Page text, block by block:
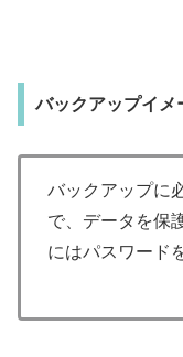
バックアップイメ
バックアップに
で、データを保
にはパスワード